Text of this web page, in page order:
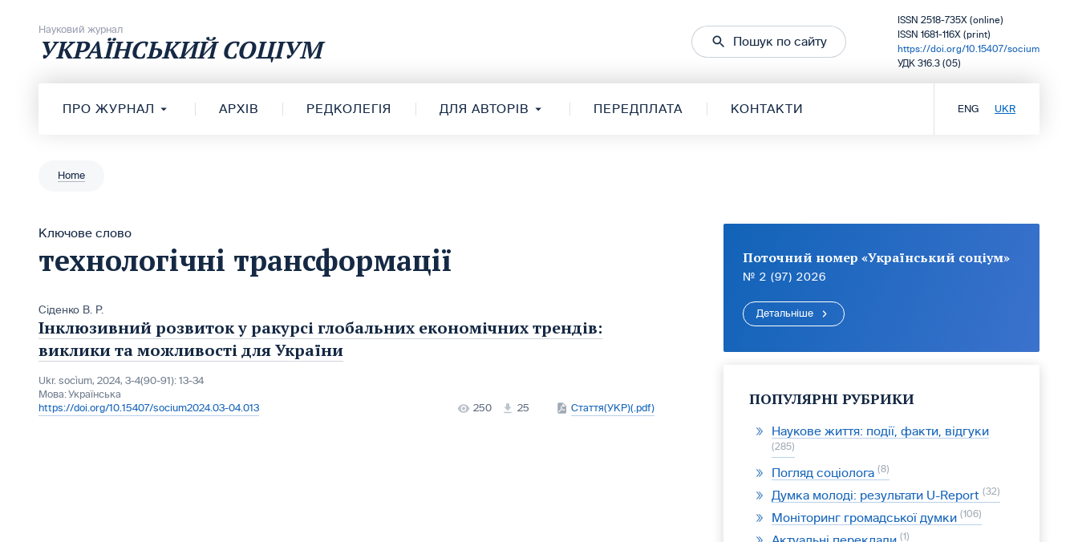
Науковий журнал
УКРАЇНСЬКИЙ СОЦІУМ Пошук по сайту
ISSN 2518-735X (online)
ISSN 1681-116X (print)
https://doi.org/10.15407/socium
УДК 316.3 (05)
ПРО ЖУРНАЛ АРХІВ РЕДКОЛЕГІЯ ДЛЯ АВТОРІВ ПЕРЕДПЛАТА КОНТАКТИ ENG UKR
Home
Ключове слово
технологічні трансформації
Сіденко В. Р.
Інклюзивний розвиток у ракурсі глобальних економічних трендів:
виклики та можливості для України
Ukr. socìum, 2024, 3-4(90-91): 13-34
Мова:Українська
https://doi.org/10.15407/socium2024.03-04.013
250 25 Стаття(УКР)(.pdf)
Поточний номер «Український соціум»
№ 2 (97) 2026
Детальніше
ПОПУЛЯРНІ РУБРИКИ
Наукове життя: події, факти, відгуки
285
Погляд соціолога 8
Думка молоді: результати U-Report 32
Моніторинг громадської думки 106
1